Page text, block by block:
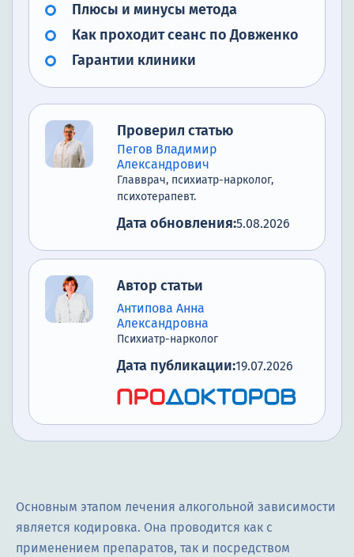
Плюсы и минусы метода
Как проходит сеанс по Довженко
Гарантии клиники
Проверил статью
Пегов Владимир
Александрович
Главврач, психиатр-нарколог,
психотерапевт.
Дата обновления:5.08.2026
Автор статьи
Антипова Анна
Александровна
Психиатр-нарколог
Дата публикации:19.07.2026
Основным этапом лечения алкогольной зависимости
является кодировка. Она проводится как с
применением препаратов, так и посредством